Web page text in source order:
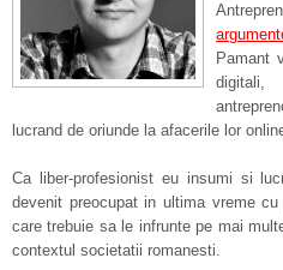
Pamant
lucrand de oriunde la afacerile lor
Ca liber-profesionist eu insumi si
devenit preocupat in ultima vreme
care trebuie sa le infrunte pe mai
contextul societatii romanesti.